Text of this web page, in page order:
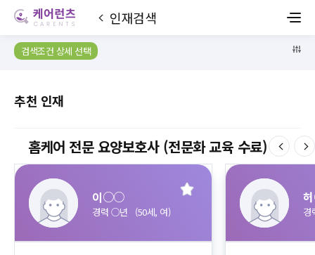
인재검색
검색조건 상세 선택
추천 인재
홈케어 전문 요양보호사 (전문화 교육 수료)
이○○
경력 ○년 (50세, 여)